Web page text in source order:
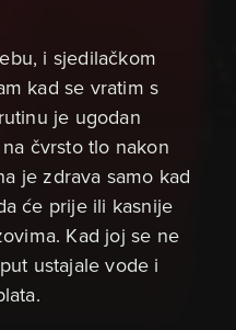
i sjedilačkom
kad se vratim s
je ugodan
čvrsto tlo nakon
je zdrava samo kad
će prije ili kasnije
Kad joj se ne
ustajale vode i